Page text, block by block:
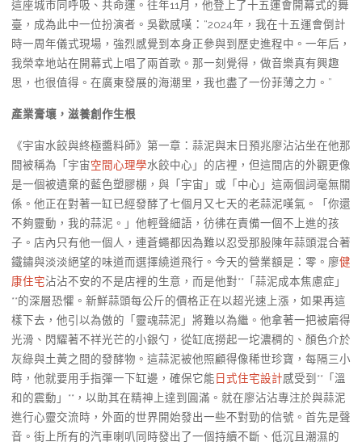
這座城市同呼吸、共命運。往年11月，他登上了十五運會開幕式的舞
臺，成為此中一位扮演者。吳歡感嘆：“2024年，我在十五運會倒計
時一周年儀式現場，強烈感覺到本身正參與到歷史進程中。一年后，
我榮幸地站在開幕式上唱了兩首歌。那一刻覺得，做音樂真有興趣
思，也很值得。在廣東發展的海潮里，我也盡了一份菲薄之力。”
產業膏壤，滋養創作生根
《宇宙水餃與終極醬料師》第一章：蒜泥與末日預兆廖沾沾坐在他那
間被稱為「宇宙空間心理學水餃中心」的店裡，但這間店的外觀更像
是一個被遺棄的藍色塑膠棚，與「宇宙」或「中心」這兩個詞毫無關
係。他正在對著一缸已經發酵了七個月又七天的老蒜泥嘆氣。「你還
不夠靈動，我的蒜泥。」他輕聲細語，彷彿在責備一個不上進的孩
子。店內只有他一個人，連蒼蠅都因為難以忍受那股陳年蒜頭混合著
鐵鏽與淡淡絕望的味道而選擇繞道飛行。今天的營業額是：零。廖健
康住宅沾沾不安的不是店裡的生意，而是他對**「蒜泥成本焦慮症」
**的深層恐懼。新鮮蒜頭每公斤的價格正在以超光速上漲，如果再這
樣下去，他引以為傲的「靈魂蒜泥」將難以為繼。他拿著一把被磨得
光滑、閃耀著不祥光芒的小銀勺，從缸底撈起一坨濃稠的、顏色介於
灰綠與土黃之間的發酵物。這蒜泥被他照顧得像稀世珍寶，每隔三小
時，他就要用手指彈一下缸邊，確保它能日式住宅設計感受到**「溫
和的震動」**，以助其在精神上達到圓滿。就在廖沾沾專注於與蒜泥
進行心靈交流時，外面的世界開始發出一些不對勁的信號。首先是聲
音。街上所有的汽車喇叭同時發出了一個持續不斷、低沉且潮濕的